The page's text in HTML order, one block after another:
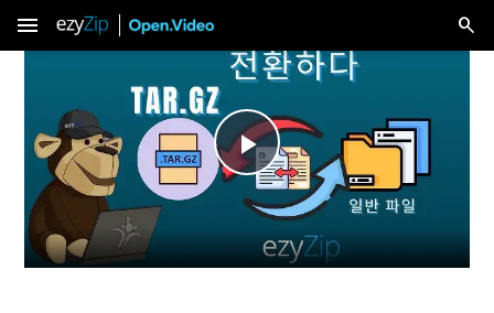
menu
Play
Video